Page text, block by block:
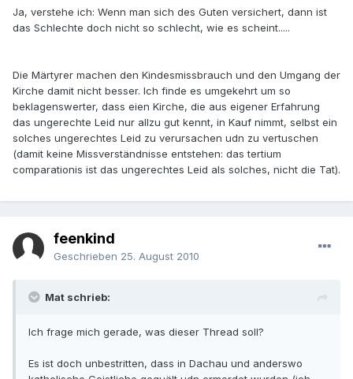
Ja, verstehe ich: Wenn man sich des Guten versichert, dann ist
das Schlechte doch nicht so schlecht, wie es scheint.....
Die Märtyrer machen den Kindesmissbrauch und den Umgang der
Kirche damit nicht besser. Ich finde es umgekehrt um so
beklagenswerter, dass eien Kirche, die aus eigener Erfahrung
das ungerechte Leid nur allzu gut kennt, in Kauf nimmt, selbst ein
solches ungerechtes Leid zu verursachen udn zu vertuschen
(damit keine Missverständnisse entstehen: das tertium
comparationis ist das ungerechtes Leid als solches, nicht die Tat).
feenkind
Geschrieben 25. August 2010
Mat schrieb:
Ich frage mich gerade, was dieser Thread soll?
Es ist doch unbestritten, dass in Dachau und anderswo